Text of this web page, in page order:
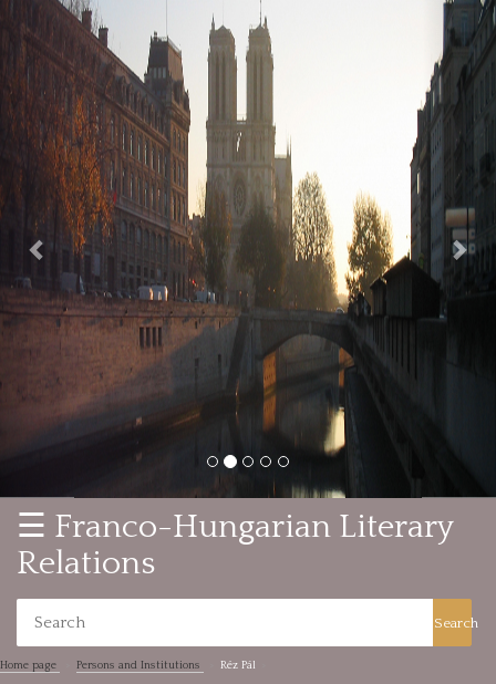
Previous
☰ Franco-Hungarian Literary
Relations
Search
Home page Persons and Institutions Réz Pál